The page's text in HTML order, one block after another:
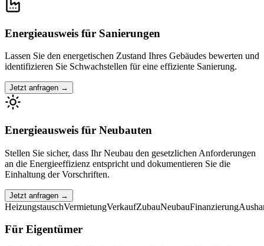
Energieausweis für Sanierungen
Lassen Sie den energetischen Zustand Ihres Gebäudes bewerten und
identifizieren Sie Schwachstellen für eine effiziente Sanierung.
Jetzt anfragen →
Energieausweis für Neubauten
Stellen Sie sicher, dass Ihr Neubau den gesetzlichen Anforderungen
an die Energieeffizienz entspricht und dokumentieren Sie die
Einhaltung der Vorschriften.
Jetzt anfragen →
HeizungstauschVermietungVerkaufZubauNeubauFinanzierung
Für Eigentümer